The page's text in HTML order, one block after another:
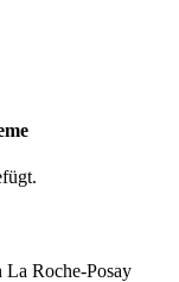
La Roche-Posay